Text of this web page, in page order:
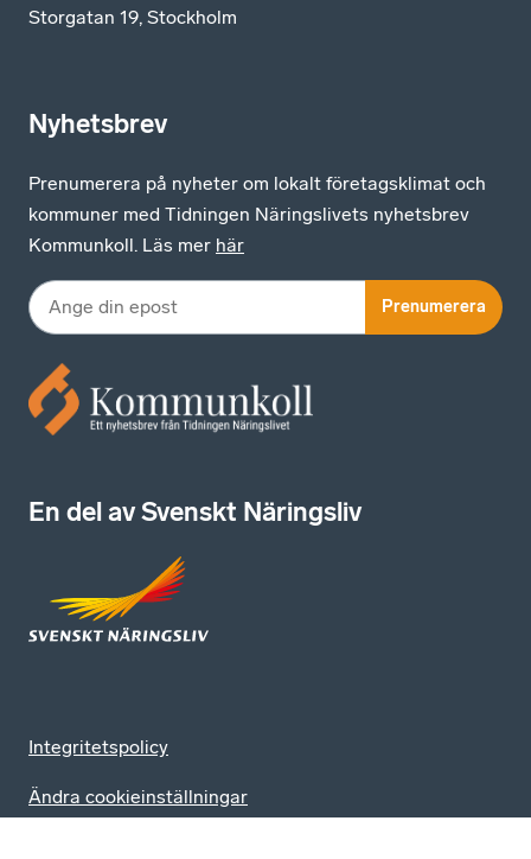
Storgatan 19, Stockholm
Nyhetsbrev
Prenumerera på nyheter om lokalt företagsklimat och
kommuner med Tidningen Näringslivets nyhetsbrev
Kommunkoll. Läs mer här
Prenumerera
En del av Svenskt Näringsliv
Integritetspolicy
Ändra cookieinställningar